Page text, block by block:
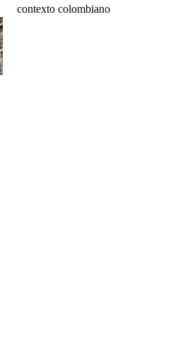
contexto colombiano